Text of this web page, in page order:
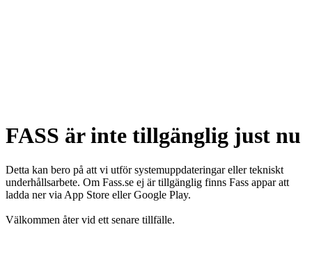
FASS är inte tillgänglig just nu
Detta kan bero på att vi utför systemuppdateringar eller tekniskt
underhållsarbete. Om Fass.se ej är tillgänglig finns Fass appar att
ladda ner via App Store eller Google Play.
Välkommen åter vid ett senare tillfälle.